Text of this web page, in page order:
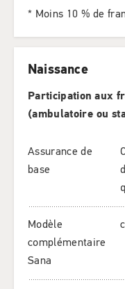
* Moins 10 % de
Naissance
Participation aux
(ambulatoire ou
Assurance de
base
Modèle
complémentaire
Sana